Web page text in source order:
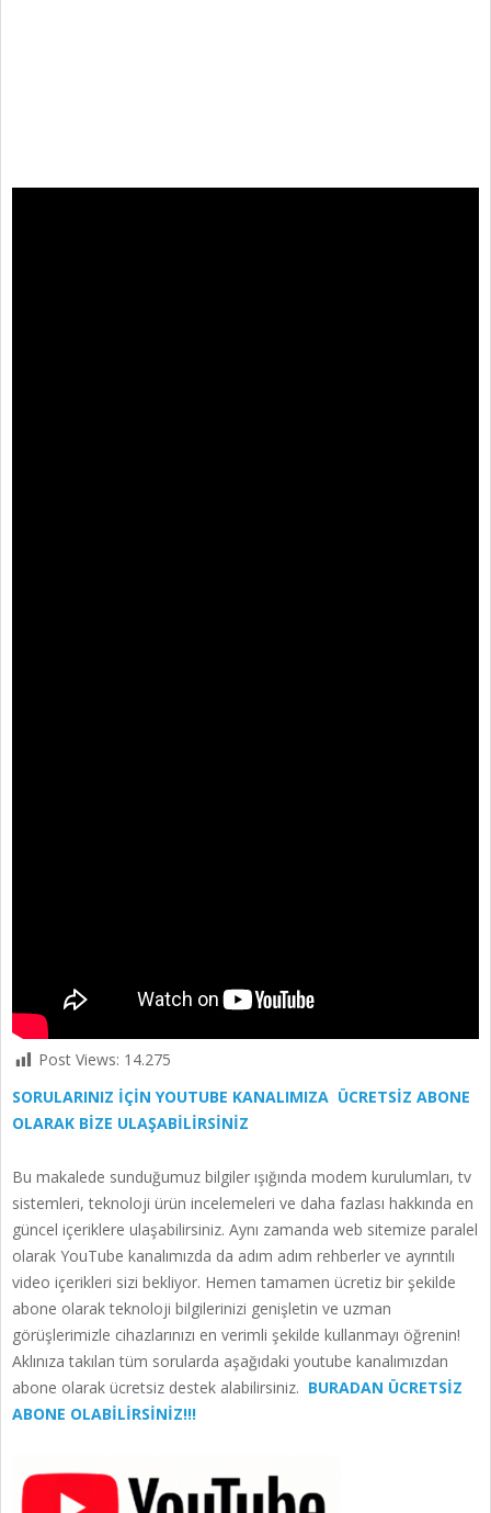
Post Views: 14.275
SORULARINIZ İÇİN YOUTUBE KANALIMIZA ÜCRETSİZ ABONE
OLARAK BİZE ULAŞABİLİRSİNİZ
Bu makalede sunduğumuz bilgiler ışığında modem kurulumları, tv
sistemleri, teknoloji ürün incelemeleri ve daha fazlası hakkında en
güncel içeriklere ulaşabilirsiniz. Aynı zamanda web sitemize paralel
olarak YouTube kanalımızda da adım adım rehberler ve ayrıntılı
video içerikleri sizi bekliyor. Hemen tamamen ücretiz bir şekilde
abone olarak teknoloji bilgilerinizi genişletin ve uzman
görüşlerimizle cihazlarınızı en verimli şekilde kullanmayı öğrenin!
Aklınıza takılan tüm sorularda aşağıdaki youtube kanalımızdan
abone olarak ücretsiz destek alabilirsiniz. BURADAN ÜCRETSİZ
ABONE OLABİLİRSİNİZ!!!